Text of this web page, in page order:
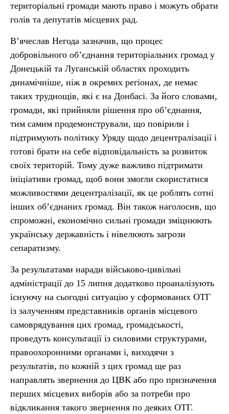
територіальні громади мають право і можуть обрати
голів та депутатів місцевих рад.
В’ячеслав Негода зазначив, що процес
добровільного об’єднання територіальних громад у
Донецькій та Луганській областях проходить
динамічніше, ніж в окремих регіонах, де немає
таких труднощів, які є на Донбасі. За його словами,
громади, які прийняли рішення про об’єднання,
тим самим продемонстрували, що повірили і
підтримують політику Уряду щодо децентралізації і
готові брати на себе відповідальність за розвиток
своїх територій. Тому дуже важливо підтримати
ініціативи громад, щоб вони змогли скористатися
можливостями децентралізації, як це роблять сотні
інших об’єднаних громад. Він також наголосив, що
спроможні, економічно сильні громади зміцнюють
українську державність і нівелюють загрози
сепаратизму.
За результатами наради військово-цивільні
адміністрації до 15 липня додатково проаналізують
існуючу на сьогодні ситуацію у сформованих ОТГ
із залученням представників органів місцевого
самоврядування цих громад, громадськості,
проведуть консультації із силовими структурами,
правоохоронними органами і, виходячи з
результатів, по кожній з цих громад ще раз
направлять звернення до ЦВК або про призначення
перших місцевих виборів або за потреби про
відкликання такого звернення по деяких ОТГ.